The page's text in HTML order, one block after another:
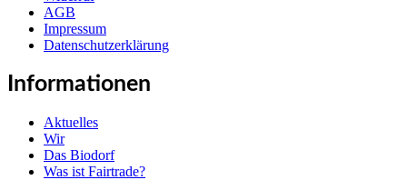
AGB
Impressum
Datenschutzerklärung
Informationen
Aktuelles
Wir
Das Biodorf
Was ist Fairtrade?